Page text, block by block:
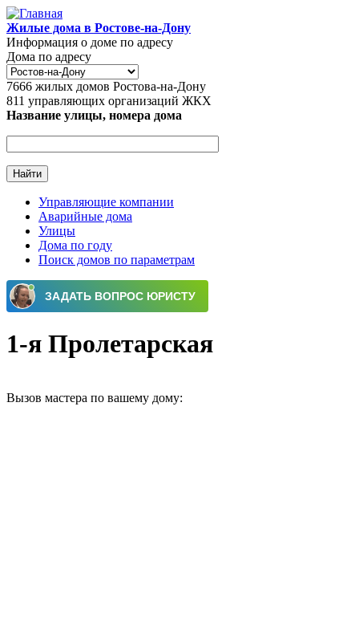
Перейти к основному содержанию
Жилые дома в Ростове-на-Дону
Информация о доме по адресу
Дома по адресу
7666 жилых домов Ростова-на-Дону
811 управляющих организаций ЖКХ
Название улицы, номера дома
Главное меню
Управляющие компании
Аварийные дома
Улицы
Дома по году
Поиск домов по параметрам
1-я Пролетарская
Вызов мастера по вашему дому: